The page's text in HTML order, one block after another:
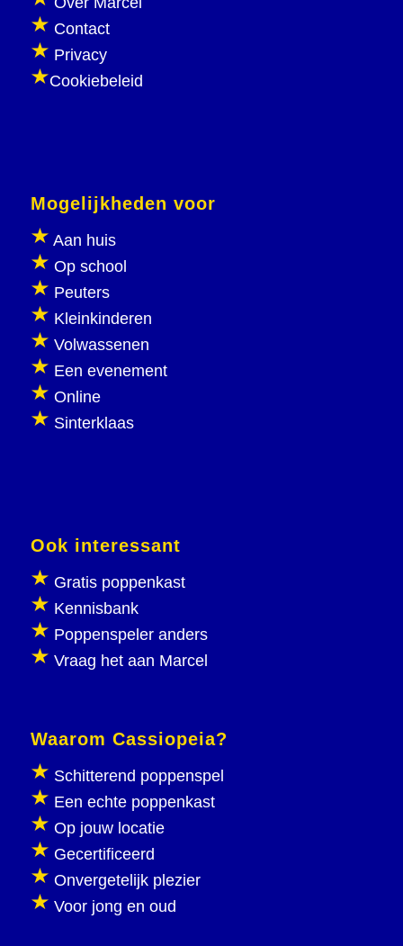
Contact
Privacy
Cookiebeleid
Mogelijkheden voor
Aan huis
Op school
Peuters
Kleinkinderen
Volwassenen
Een evenement
Online
Sinterklaas
Ook interessant
Gratis poppenkast
Kennisbank
Poppenspeler anders
Vraag het aan Marcel
Waarom Cassiopeia?
Schitterend poppenspel
Een echte poppenkast
Op jouw locatie
Gecertificeerd
Onvergetelijk plezier
Voor jong en oud